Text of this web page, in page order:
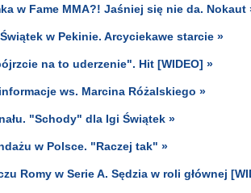
w Fame MMA?! Jaśniej się nie da. Nokaut
w Pekinie. Arcyciekawe starcie »
na to uderzenie". Hit [WIDEO] »
ws. Marcina Różalskiego »
"Schody" dla Igi Świątek »
w Polsce. "Raczej tak" »
Romy w Serie A. Sędzia w roli głównej